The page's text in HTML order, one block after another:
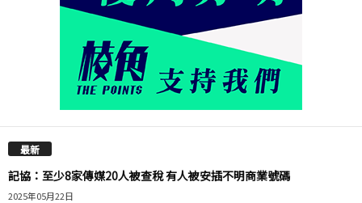
最新
記協：至少8家傳媒20人被查稅 有人被安插不明商業號碼
2025年05月22日